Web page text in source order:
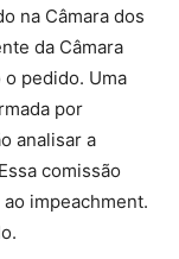
na Câmara dos
da Câmara
pedido. Uma
por
analisar a
comissão
impeachment.